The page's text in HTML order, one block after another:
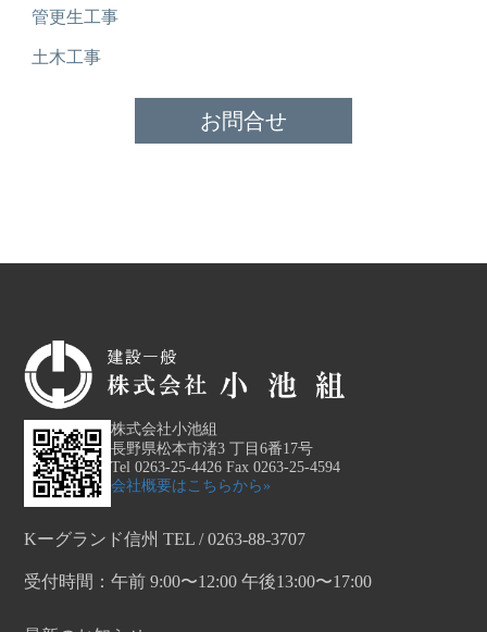
管更生工事
土木工事
お問合せ
株式会社小池組
長野県松本市渚3 丁目6番17号
Tel 0263-25-4426 Fax 0263-25-4594
会社概要はこちらから»
Kーグランド信州 TEL / 0263-88-3707
受付時間：午前 9:00〜12:00 午後13:00〜17:00